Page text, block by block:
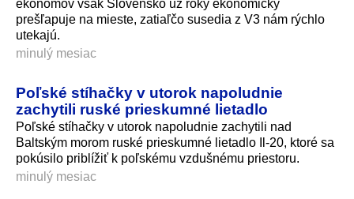
ekonómov však Slovensko už roky ekonomicky
prešľapuje na mieste, zatiaľčo susedia z V3 nám rýchlo
utekajú.
minulý mesiac
Poľské stíhačky v utorok napoludnie
zachytili ruské prieskumné lietadlo
Poľské stíhačky v utorok napoludnie zachytili nad
Baltským morom ruské prieskumné lietadlo Il-20, ktoré sa
pokúsilo priblížiť k poľskému vzdušnému priestoru.
minulý mesiac